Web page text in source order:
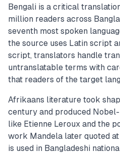
Bengali is a critical
million readers across
seventh most spoken
the source uses Latin script
script, translators handle
untranslatable terms with
that readers of the target
Afrikaans literature took
century and produced
like Etienne Leroux and the
work Mandela later quoted
is used in Bangladeshi